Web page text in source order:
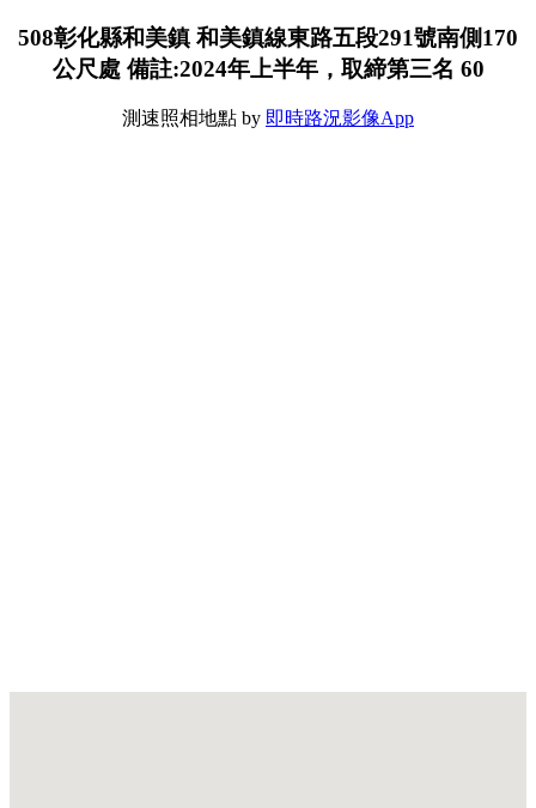
508彰化縣和美鎮 和美鎮線東路五段291號南側170
公尺處 備註:2024年上半年，取締第三名 60
測速照相地點 by 即時路況影像App